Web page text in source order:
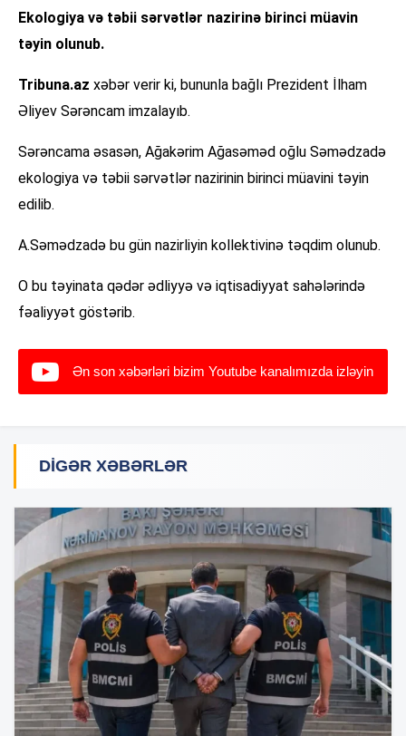
Ekologiya və təbii sərvətlər nazirinə birinci müavin
təyin olunub.
Tribuna.az xəbər verir ki, bununla bağlı Prezident İlham
Əliyev Sərəncam imzalayıb.
Sərəncama əsasən, Ağakərim Ağasəməd oğlu Səmədzadə
ekologiya və təbii sərvətlər nazirinin birinci müavini təyin
edilib.
A.Səmədzadə bu gün nazirliyin kollektivinə təqdim olunub.
O bu təyinata qədər ədliyyə və iqtisadiyyat sahələrində
fəaliyyət göstərib.
Ən son xəbərləri bizim Youtube kanalımızda izləyin
DIGƏR XƏBƏRLƏR